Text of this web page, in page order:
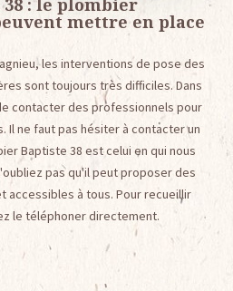
mettre en place
les interventions de pose des
sont toujours très difficiles. Dans
contacter des professionnels pour
Il ne faut pas hésiter à contacter un
Baptiste 38 est celui en qui nous
pas qu'il peut proposer des
accessibles à tous. Pour recueillir
le téléphoner directement.